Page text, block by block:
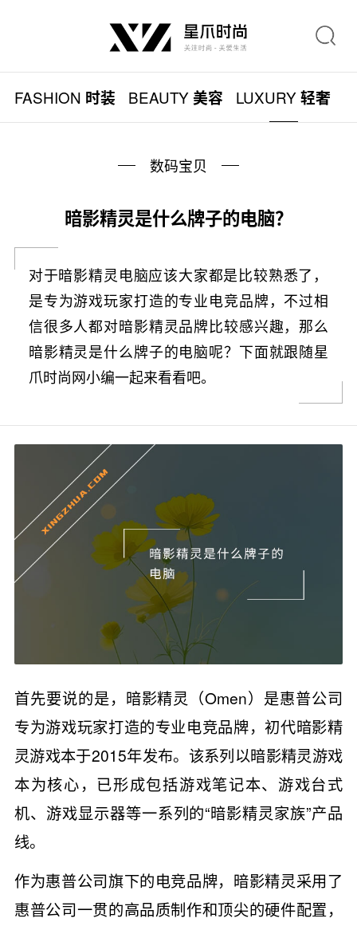
FASHION 时装 BEAUTY美容 LUXURY轻奢
数码宝贝
暗影精灵是什么牌子的电脑？
对于暗影精灵电脑应该大家都是比较熟悉了，
是专为游戏玩家打造的专业电竞品牌，不过相
信很多人都对暗影精灵品牌比较感兴趣，那么
暗影精灵是什么牌子的电脑呢？下面就跟随星
爪时尚网小编一起来看看吧。
首先要说的是，暗影精灵（Omen）是惠普公司
专为游戏玩家打造的专业电竞品牌，初代暗影精
灵游戏本于2015年发布。该系列以暗影精灵游戏
本为核心，已形成包括游戏笔记本、游戏台式
机、游戏显示器等一系列的“暗影精灵家族”产品
线。
作为惠普公司旗下的电竞品牌，暗影精灵采用了
惠普公司一贯的高品质制作和顶尖的硬件配置，